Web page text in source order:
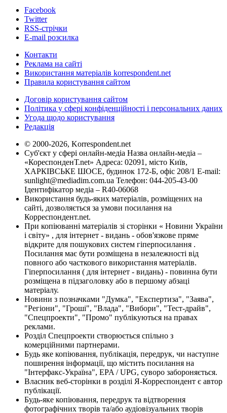
Facebook
Twitter
RSS-стрічки
E-mail розсилка
Контакти
Реклама на сайті
Використання матеріалів korrespondent.net
Правила користування сайтом
Договір користування сайтом
Політика у сфері конфіденційності і персональних даних
Угода щодо користування
Редакція
© 2000-2026, Korrespondent.net
Суб'єкт у сфері онлайн-медіа Назва онлайн-медіа –
«КореспонденТ.net» Адреса: 02091, місто Київ,
ХАРКІВСЬКЕ ШОСЕ, будинок 172-Б, офіс 208/1 E-mail:
sunlight@mediadim.com.ua Телефон: 044-205-43-00
Ідентифікатор медіа – R40-06068
Використання будь-яких матеріалів, розміщених на
сайті, дозволяється за умови посилання на
Корреспондент.net.
При копіюванні матеріалів зі сторінки « Новини України
і світу» , для інтернет - видань - обов'язкове пряме
відкрите для пошукових систем гіперпосилання .
Посилання має бути розміщена в незалежності від
повного або часткового використання матеріалів.
Гіперпосилання ( для інтернет - видань) - повинна бути
розміщена в підзаголовку або в першому абзаці
матеріалу.
Новини з позначками "Думка", "Експертиза", "Заява",
"Регіони", "Гроші", "Влада", "Вибори", "Тест-драйв",
"Спецпроекти", "Промо" публікуються на правах
реклами.
Розділ Спецпроекти створюється спільно з
комерційними партнерами.
Будь яке копіювання, публікація, передрук, чи наступне
поширення інформації, що містить посилання на
"Інтерфакс-Україна", EPA / UPG, суворо забороняється.
Власник веб-сторінки в розділі Я-Корреспондент є автор
публікації.
Будь-яке копіювання, передрук та відтворення
фотографічних творів та/або аудіовізуальних творів